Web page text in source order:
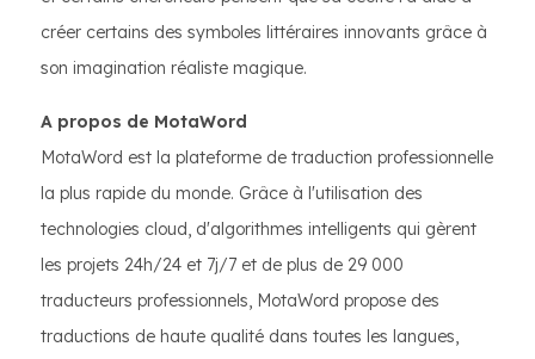
créer certains des symboles littéraires innovants grâce à
son imagination réaliste magique.
A propos de MotaWord
MotaWord est la plateforme de traduction professionnelle
la plus rapide du monde. Grâce à l'utilisation des
technologies cloud, d'algorithmes intelligents qui gèrent
les projets 24h/24 et 7j/7 et de plus de 29 000
traducteurs professionnels, MotaWord propose des
traductions de haute qualité dans toutes les langues,